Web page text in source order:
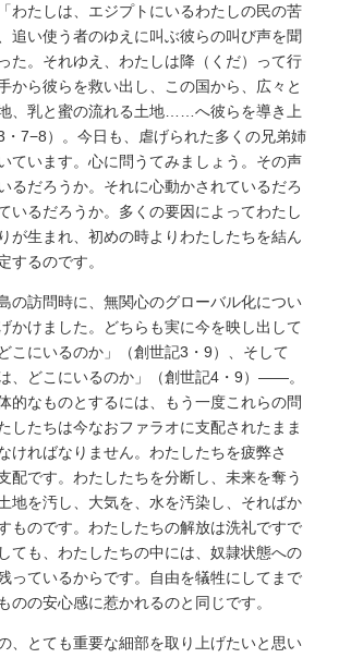
わたしは、エジプトにいるわたしの民の苦
追い使う者のゆえに叫ぶ彼らの叫び声を聞
た。それゆえ、わたしは降（くだ）って行
から彼らを救い出し、この国から、広々と
、乳と蜜の流れる土地……へ彼らを導き上
・7−8）。今日も、虐げられた多くの兄弟姉
ています。心に問うてみましょう。その声
るだろうか。それに心動かされているだろ
いるだろうか。多くの要因によってわたし
が生まれ、初めの時よりわたしたちを結ん
するのです。
の訪問時に、無関心のグローバル化につい
かけました。どちらも実に今を映し出して
こにいるのか」（創世記3・9）、そして
、どこにいるのか」（創世記4・9）――。
的なものとするには、もう一度これらの問
したちは今なおファラオに支配されたまま
ければなりません。わたしたちを疲弊さ
配です。わたしたちを分断し、未来を奪う
地を汚し、大気を、水を汚染し、そればか
ものです。わたしたちの解放は洗礼ですで
ても、わたしたちの中には、奴隷状態への
っているからです。自由を犠牲にしてまで
のの安心感に惹かれるのと同じです。
、とても重要な細部を取り上げたいと思い